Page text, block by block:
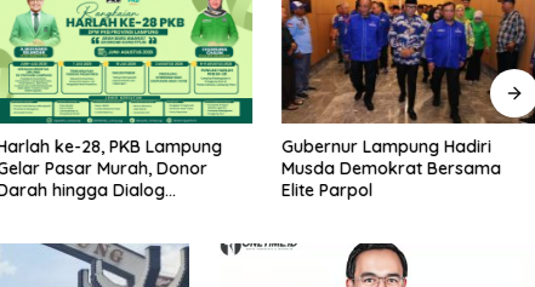
ke-28, PKB Lampung
Pasar Murah, Donor
hingga Dialog
Gubernur Lampung Hadiri
Musda Demokrat Bersama
Elite Parpol